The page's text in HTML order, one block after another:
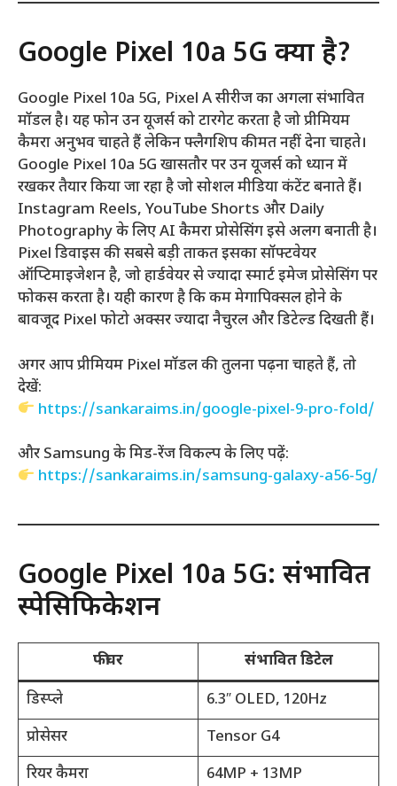
Google Pixel 10a 5G क्या है?
Google Pixel 10a 5G, Pixel A सीरीज का अगला संभावित
मॉडल है। यह फोन उन यूजर्स को टारगेट करता है जो प्रीमियम
कैमरा अनुभव चाहते हैं लेकिन फ्लैगशिप कीमत नहीं देना चाहते।
Google Pixel 10a 5G खासतौर पर उन यूजर्स को ध्यान में
रखकर तैयार किया जा रहा है जो सोशल मीडिया कंटेंट बनाते हैं।
Instagram Reels, YouTube Shorts और Daily
Photography के लिए AI कैमरा प्रोसेसिंग इसे अलग बनाती है।
Pixel डिवाइस की सबसे बड़ी ताकत इसका सॉफ्टवेयर
ऑप्टिमाइजेशन है, जो हार्डवेयर से ज्यादा स्मार्ट इमेज प्रोसेसिंग पर
फोकस करता है। यही कारण है कि कम मेगापिक्सल होने के
बावजूद Pixel फोटो अक्सर ज्यादा नैचुरल और डिटेल्ड दिखती हैं।
अगर आप प्रीमियम Pixel मॉडल की तुलना पढ़ना चाहते हैं, तो
देखें:
https://sankaraims.in/google-pixel-9-pro-fold/
और Samsung के मिड-रेंज विकल्प के लिए पढ़ें:
https://sankaraims.in/samsung-galaxy-a56-5g/
Google Pixel 10a 5G: संभावित
स्पेसिफिकेशन
फीचर
संभावित डिटेल
डिस्प्ले
6.3″ OLED, 120Hz
प्रोसेसर
Tensor G4
रियर कैमरा
64MP + 13MP